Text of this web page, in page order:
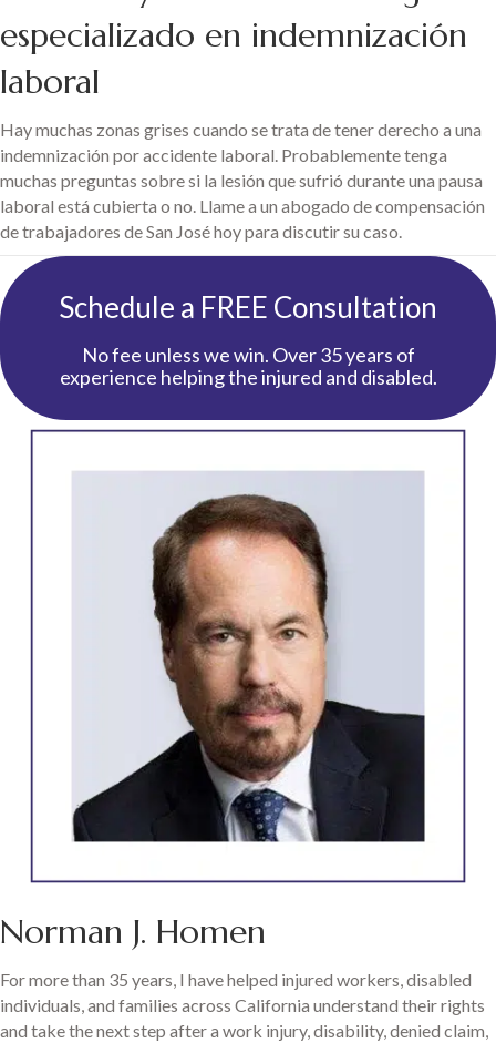
especializado en indemnización
laboral
Hay muchas zonas grises cuando se trata de tener derecho a una
indemnización por accidente laboral. Probablemente tenga
muchas preguntas sobre si la lesión que sufrió durante una pausa
laboral está cubierta o no. Llame a un abogado de compensación
de trabajadores de San José hoy para discutir su caso.
Schedule a FREE Consultation
No fee unless we win. Over 35 years of
experience helping the injured and disabled.
Norman J. Homen
For more than 35 years, I have helped injured workers, disabled
individuals, and families across California understand their rights
and take the next step after a work injury, disability, denied claim,